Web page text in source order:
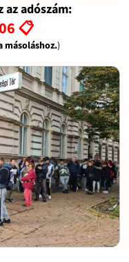
az adószám:
📋
másoláshoz.)